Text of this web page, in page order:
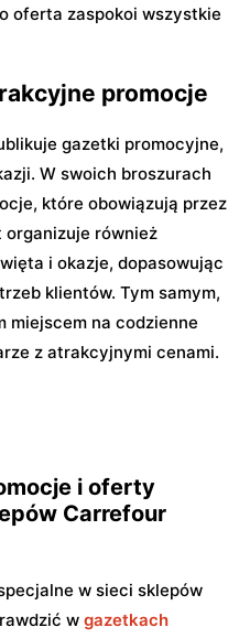
oferta zaspokoi wszystkie
promocje
gazetki promocyjne,
W swoich broszurach
które obowiązują przez
organizuje również
i okazje, dopasowując
klientów. Tym samym,
miejscem na codzienne
z atrakcyjnymi cenami.
i oferty
Carrefour
w sieci sklepów
w gazetkach